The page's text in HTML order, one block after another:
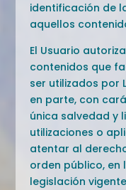
identificación de
aquellos
El Usuario
contenidos que
ser utilizados por
en parte, con
única salvedad y
utilizaciones o
atentar al
orden público, en
legislación